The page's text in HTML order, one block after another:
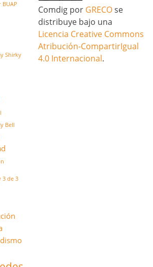
BUAP
Shirky
Bell
3 de 3
Comdig por GRECOse
distribuye bajo una
Licencia Creative Commons
Atribución-CompartirIgual
4.0 Internacional.